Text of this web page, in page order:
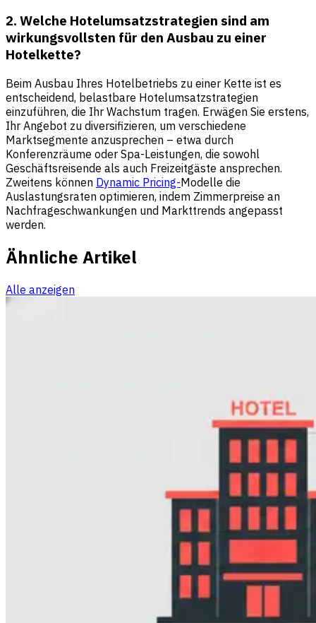
2. Welche Hotelumsatzstrategien sind am
wirkungsvollsten für den Ausbau zu einer
Hotelkette?
Beim Ausbau Ihres Hotelbetriebs zu einer Kette ist es
entscheidend, belastbare Hotelumsatzstrategien
einzuführen, die Ihr Wachstum tragen. Erwägen Sie erstens,
Ihr Angebot zu diversifizieren, um verschiedene
Marktsegmente anzusprechen – etwa durch
Konferenzräume oder Spa-Leistungen, die sowohl
Geschäftsreisende als auch Freizeitgäste ansprechen.
Zweitens können Dynamic Pricing-Modelle die
Auslastungsraten optimieren, indem Zimmerpreise an
Nachfrageschwankungen und Markttrends angepasst
werden.
Ähnliche Artikel
Alle anzeigen